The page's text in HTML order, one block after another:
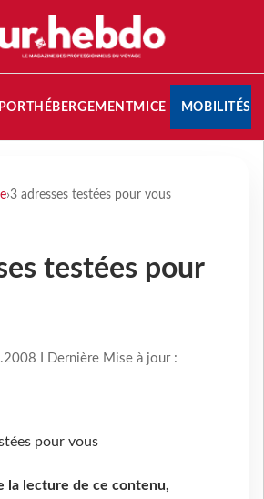
HÉBERGEMENTMICE MOBILITÉS
›3 adresses testées pour vous
testées pour
I Dernière Mise à jour :
la lecture de ce contenu,